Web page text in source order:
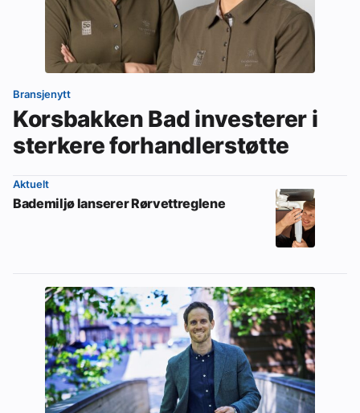
Bransjenytt
Korsbakken Bad investerer i
sterkere forhandlerstøtte
Aktuelt
Bademiljø lanserer Rørvettreglene